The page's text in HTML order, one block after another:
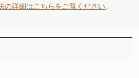
の詳細はこちらをご覧ください。